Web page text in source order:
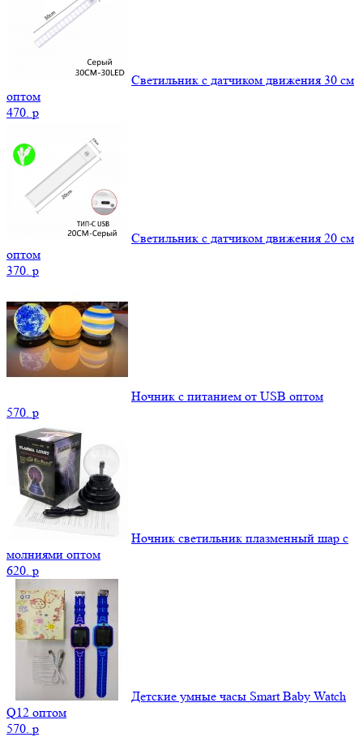
Светильник с датчиком движения 30 см
оптом
470. p
Светильник с датчиком движения 20 см
оптом
370. p
Ночник с питанием от USB оптом
570. p
Ночник светильник плазменный шар с
молниями оптом
620. p
Детские умные часы Smart Baby Watch
Q12 оптом
570. p